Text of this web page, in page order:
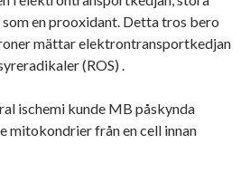
en prooxidant. Detta tros bero
mättar elektrontransportkedjan
(ROS) .
ischemi kunde MB påskynda
mitokondrier från en cell innan